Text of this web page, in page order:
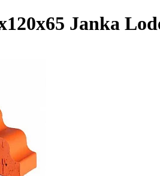
Janka